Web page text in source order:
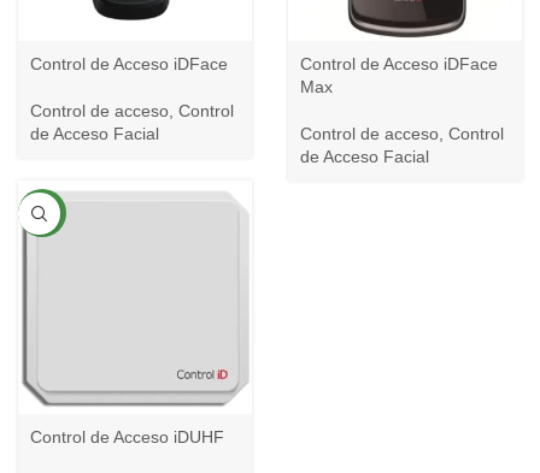
Control de Acceso iDFace
Control de acceso Control
de Acceso Facial
Control de Acceso iDFace
Max
Control de acceso Control
de Acceso Facial
NEW
Control de Acceso iDUHF